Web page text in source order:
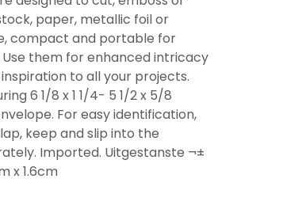
paper, metallic foil or
compact and portable for
them for enhanced intricacy
to all your projects.
6 1/8 x 1 1/4- 5 1/2 x 5/8
For easy identification,
keep and slip into the
Imported. Uitgestanste ¬±
x 1.6cm